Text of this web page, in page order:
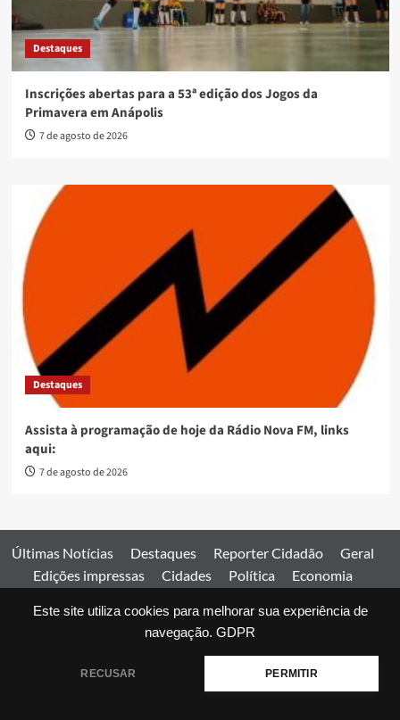
Este site utiliza cookies para melhorar sua experiência de
navegação. GDPR
RECUSAR PERMITIR
Destaques
Inscrições abertas para a 53ª edição dos Jogos da
Primavera em Anápolis
7 de agosto de 2026
Destaques
Assista à programação de hoje da Rádio Nova FM, links
aqui:
7 de agosto de 2026
Últimas Notícias Destaques Reporter Cidadão
Geral
Edições impressas
Cidades Política
Economia
Comercial
Edições impressas Expediente Home
© 2026 Jornal Estado de Goiás. Todos os direitos reservados.
by AF themes.